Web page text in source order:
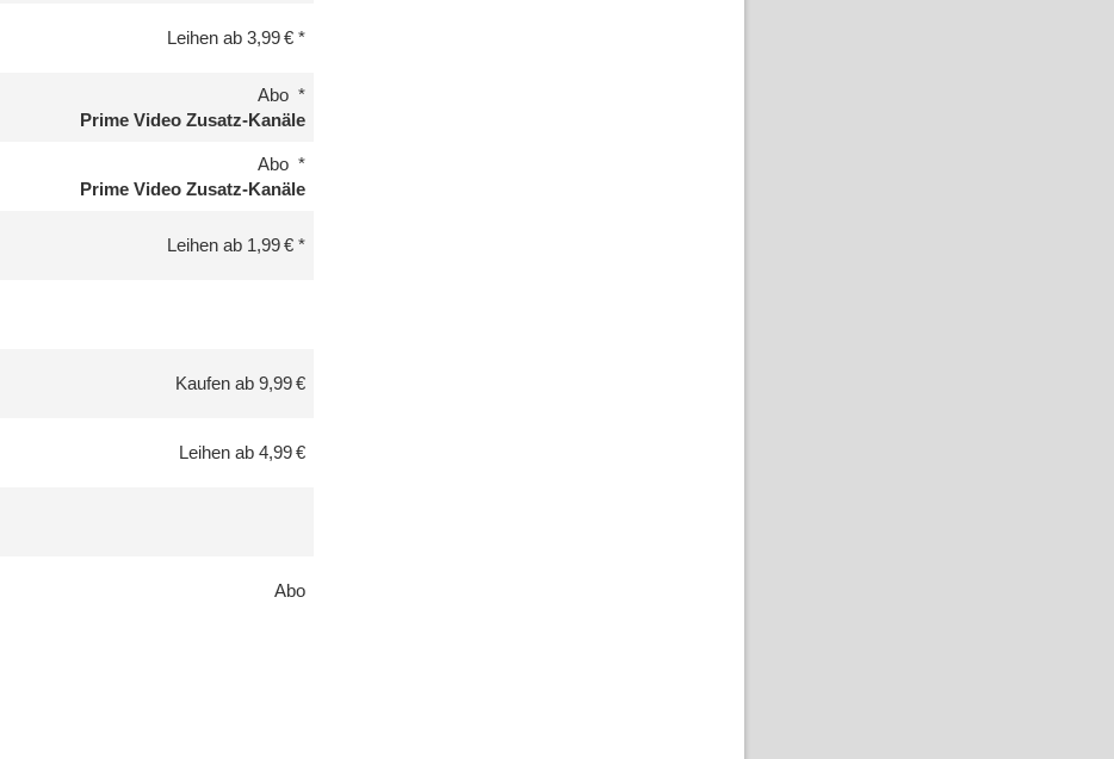
Leihen ab 3,99 €
Abo
Prime Video Zusatz-Kanäle
Abo
Prime Video Zusatz-Kanäle
Leihen ab 1,99 €
Kaufen ab 9,99 €
Leihen ab 4,99 €
Abo